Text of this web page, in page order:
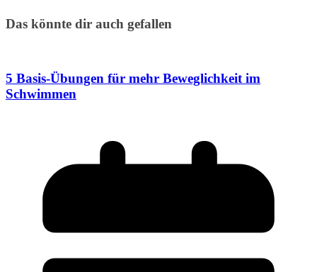
Das könnte dir auch gefallen
5 Basis-Übungen für mehr Beweglichkeit im
Schwimmen